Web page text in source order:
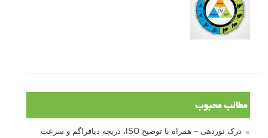
مطالب محبوب
درک نوردهی – همراه با توضیح ISO، دریچه دیافراگم و سرعت